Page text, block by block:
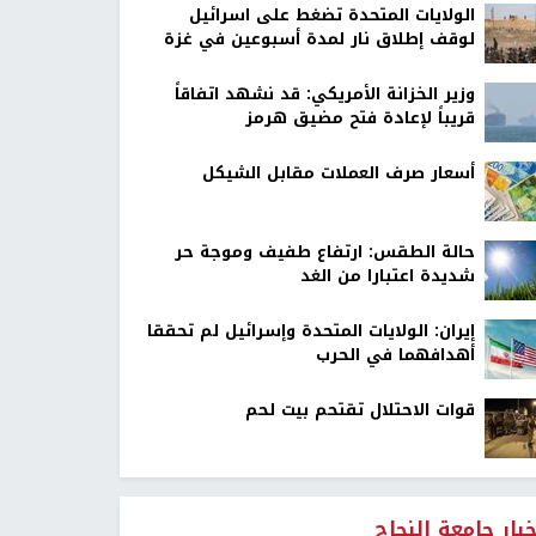
الولايات المتحدة تضغط على اسرائيل
لوقف إطلاق نار لمدة أسبوعين في غزة
وزير الخزانة الأمريكي: قد نشهد اتفاقاً
قريباً لإعادة فتح مضيق هرمز
أسعار صرف العملات مقابل الشيكل
حالة الطقس: ارتفاع طفيف وموجة حر
شديدة اعتبارا من الغد
إيران: الولايات المتحدة وإسرائيل لم تحققا
أهدافهما في الحرب
قوات الاحتلال تقتحم بيت لحم